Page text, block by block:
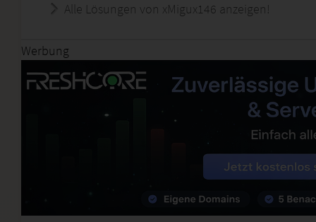
Alle Lösungen von xMigux146 anzeigen!
Werbung